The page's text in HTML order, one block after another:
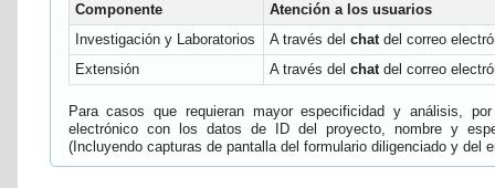
Componente
Atención a los usuarios
Investigación y Laboratorios
A través del chatdel correo
Extensión
A través del chatdel correo
Para casos que requieran mayor especificidad y análisis,
electrónico con los datos de ID del proyecto, nombre y
(Incluyendo capturas de pantalla del formulario diligenciado y del